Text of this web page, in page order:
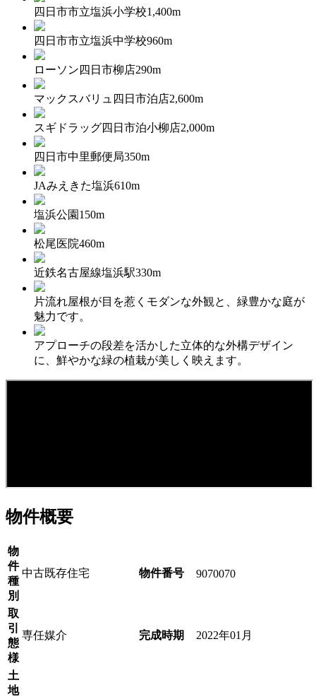
四日市市立塩浜小学校1,400m
四日市市立塩浜中学校960m
ローソン四日市柳店290m
マックスバリュ四日市泊店2,600m
スギドラッグ四日市泊小柳店2,000m
四日市中里郵便局350m
JAみえきた塩浜610m
塩浜公園150m
松尾医院460m
近鉄名古屋線塩浜駅330m
片流れ屋根が目を惹くモダンな外観と、緑豊かな庭が
魅力です。
アプローチの段差を活かした立体的な外構デザイン
に、鮮やかな緑の植栽が美しく映えます。
物件概要
物
件
種
別
中古既存住宅 物件番号 9070070
取
引
態
様
専任媒介 完成時期 2022年01月
土
地